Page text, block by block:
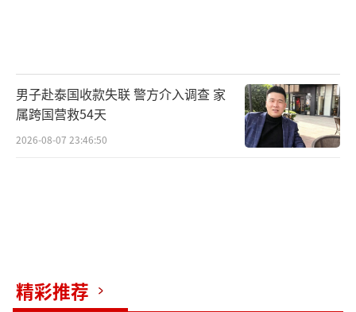
男子赴泰国收款失联 警方介入调查 家
属跨国营救54天
2026-08-07 23:46:50
精彩推荐